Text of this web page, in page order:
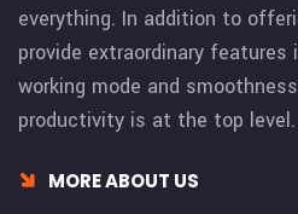
everything. In addition to
provide extraordinary
working mode and
productivity is at the top level.
MORE ABOUT US